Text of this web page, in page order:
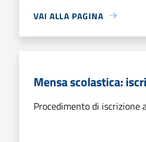
VAI ALLA PAGINA
Mensa scolastica:
Procedimento di iscrizione